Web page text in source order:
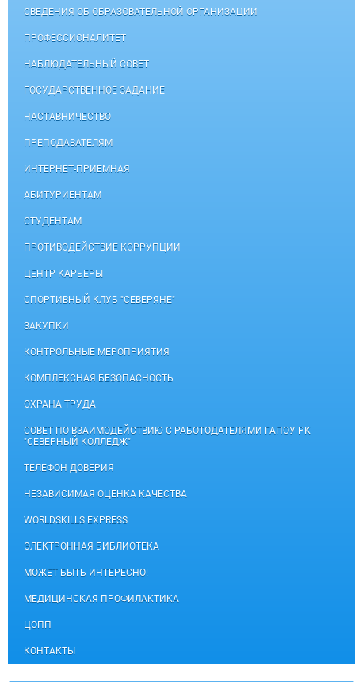
СВЕДЕНИЯ ОБ ОБРАЗОВАТЕЛЬНОЙ ОРГАНИЗАЦИИ
ПРОФЕССИОНАЛИТЕТ
НАБЛЮДАТЕЛЬНЫЙ СОВЕТ
ГОСУДАРСТВЕННОЕ ЗАДАНИЕ
НАСТАВНИЧЕСТВО
ПРЕПОДАВАТЕЛЯМ
ИНТЕРНЕТ-ПРИЕМНАЯ
АБИТУРИЕНТАМ
СТУДЕНТАМ
ПРОТИВОДЕЙСТВИЕ КОРРУПЦИИ
ЦЕНТР КАРЬЕРЫ
СПОРТИВНЫЙ КЛУБ "СЕВЕРЯНЕ"
ЗАКУПКИ
КОНТРОЛЬНЫЕ МЕРОПРИЯТИЯ
КОМПЛЕКСНАЯ БЕЗОПАСНОСТЬ
ОХРАНА ТРУДА
СОВЕТ ПО ВЗАИМОДЕЙСТВИЮ С РАБОТОДАТЕЛЯМИ ГАПОУ РК
"СЕВЕРНЫЙ КОЛЛЕДЖ"
ТЕЛЕФОН ДОВЕРИЯ
НЕЗАВИСИМАЯ ОЦЕНКА КАЧЕСТВА
WORLDSKILLS EXPRESS
ЭЛЕКТРОННАЯ БИБЛИОТЕКА
МОЖЕТ БЫТЬ ИНТЕРЕСНО!
МЕДИЦИНСКАЯ ПРОФИЛАКТИКА
ЦОПП
КОНТАКТЫ